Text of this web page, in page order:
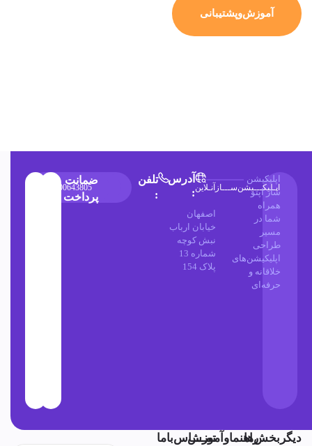
آموزش‌وپشتیبانی
اپـلیکـــیشن‌ســـازآنـلاین
اپلیکیشن
ساز اپتو
همراه
شما در
مسیر
طراحی
اپلیکیشن‌های
خلاقانه و
حرفه‌ای
آدرس
:
اصفهان
خیابان ارباب
نبش کوچه
شماره 13
پلاک 154
تلفن
:
۰۳۱۳۶۶۲۶۰۴۹
۰۲۱۹۱۰۳۵۹۷۴
09900643805
ضمانت
پرداخت
دیگربخش‌هاراهنماوآموزشتمــــاس‌باما